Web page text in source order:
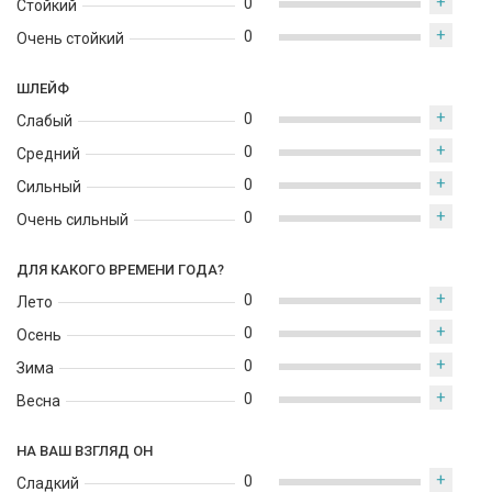
загадок.
Стойкий
Очень стойкий
0 +
ШЛЕЙФ
Слабый
Средний
Сильный
Очень сильный
0 +
0 +
0 +
0 +
ДЛЯ КАКОГО ВРЕМЕНИ ГОДА?
Лето
Осень
Зима
Весна
0 +
0 +
0 +
0 +
НА ВАШ ВЗГЛЯД ОН
Сладкий 0 +